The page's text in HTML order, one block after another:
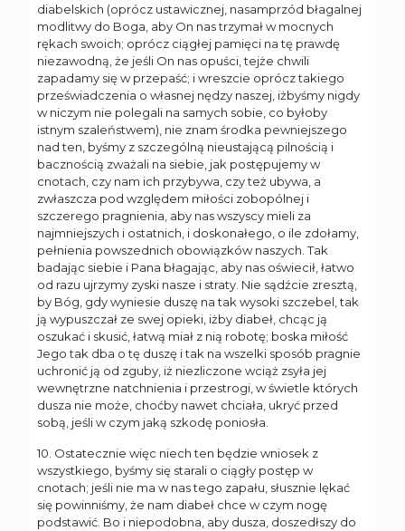
diabelskich (oprócz ustawicznej, nasamprzód błagalnej
modlitwy do Boga, aby On nas trzymał w mocnych
rękach swoich; oprócz ciągłej pamięci na tę prawdę
niezawodną, że jeśli On nas opuści, tejże chwili
zapadamy się w przepaść; i wreszcie oprócz takiego
przeświadczenia o własnej nędzy naszej, iżbyśmy nigdy
w niczym nie polegali na samych sobie, co byłoby
istnym szaleństwem), nie znam środka pewniejszego
nad ten, byśmy z szczególną nieustającą pilnością i
bacznością zważali na siebie, jak postępujemy w
cnotach, czy nam ich przybywa, czy też ubywa, a
zwłaszcza pod względem miłości zobopólnej i
szczerego pragnienia, aby nas wszyscy mieli za
najmniejszych i ostatnich, i doskonałego, o ile zdołamy,
pełnienia powszednich obowiązków naszych. Tak
badając siebie i Pana błagając, aby nas oświecił, łatwo
od razu ujrzymy zyski nasze i straty. Nie sądźcie zresztą,
by Bóg, gdy wyniesie duszę na tak wysoki szczebel, tak
ją wypuszczał ze swej opieki, iżby diabeł, chcąc ją
oszukać i skusić, łatwą miał z nią robotę; boska miłość
Jego tak dba o tę duszę i tak na wszelki sposób pragnie
uchronić ją od zguby, iż niezliczone wciąż zsyła jej
wewnętrzne natchnienia i przestrogi, w świetle których
dusza nie może, choćby nawet chciała, ukryć przed
sobą, jeśli w czym jaką szkodę poniosła.
10. Ostatecznie więc niech ten będzie wniosek z
wszystkiego, byśmy się starali o ciągły postęp w
cnotach; jeśli nie ma w nas tego zapału, słusznie lękać
się powinniśmy, że nam diabeł chce w czym nogę
podstawić. Bo i niepodobna, aby dusza, doszedłszy do